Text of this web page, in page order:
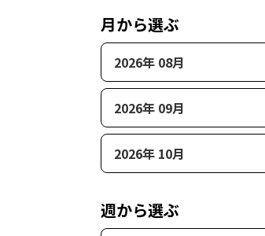
月から選ぶ
2026年 08月
2026年 09月
2026年 10月
週から選ぶ